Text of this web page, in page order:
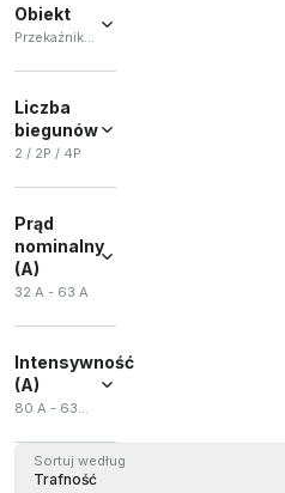
Obiekt
Przekaźnik / Przekaźnik różnicowy / Centralny / Stycznik / Zestaw adapterów
4
Przekaźnik
różnicowy
(1
Stycznik
adapterów
Liczba
biegunów
2 / 2P / 4P
2P
Prąd
nominalny
(A)
32 A - 63 A
Intensywność
(A)
80 A - 630 A
Sortuj według
Trafność